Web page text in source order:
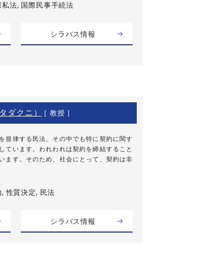
私法, 国際民事手続法
シラバス情報
クニ） [ 教授 ]
規律する民法、その中でも特に契約に関す
ています。われわれは契約を締結すること
ます。そのため、社会にとって、契約は非
, 性質決定, 民法
シラバス情報